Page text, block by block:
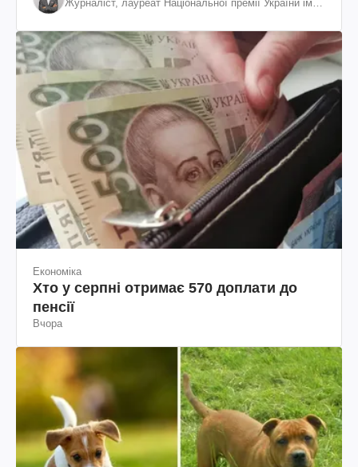
Журналіст, лауреат Національної премії України ім.
Економіка
Хто у серпні отримає 570 доплати до
пенсії
Вчора